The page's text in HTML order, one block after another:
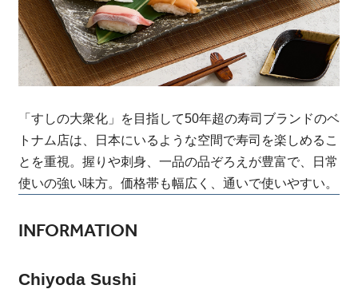
「すしの大衆化」を目指して50年超の寿司ブランドのベ
トナム店は、日本にいるような空間で寿司を楽しめるこ
とを重視。握りや刺身、一品の品ぞろえが豊富で、日常
使いの強い味方。価格帯も幅広く、通いで使いやすい。
INFORMATION
Chiyoda Sushi